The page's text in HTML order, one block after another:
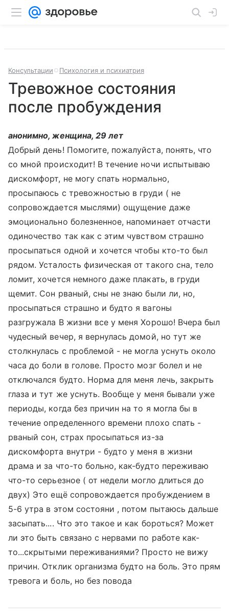
Консультации Психология и психиатрия
Тревожное состояния
после пробуждения
анонимно, женщина, 29 лет
Добрый день! Помогите, пожалуйста, понять, что
со мной происходит! В течение ночи испытываю
дискомфорт, не могу спать нормально,
просыпаюсь с тревожностью в груди ( не
сопровождается мыслями) ощущение даже
эмоционально болезненное, напоминает отчасти
одиночество так как с этим чувством страшно
просыпаться одной и хочется чтобы кто-то был
рядом. Усталость физическая от такого сна, тело
ломит, хочется немного даже плакать, в груди
щемит. Сон рваный, сны не знаю были ли, но,
просыпаться страшно и будто я вагоны
разгружала В жизни все у меня Хорошо! Вчера был
чудесный вечер, я вернулась домой, но тут же
столкнулась с проблемой - не могла уснуть около
часа до боли в голове. Просто мозг болел и не
отключался будто. Норма для меня лечь, закрыть
глаза и тут же уснуть. Вообще у меня бывали уже
периоды, когда без причин на то я могла бы в
течение определенного времени плохо спать -
рваный сон, страх просыпаться из-за
дискомфорта внутри - будто у меня в жизни
драма и за что-то больно, как-будто переживаю
что-то серьезное ( от недели могло длиться до
двух) Это ещё сопровождается пробуждением в
5-6 утра в этом состояни , потом пытаюсь дальше
засыпать.... Что это такое и как бороться? Может
ли это быть связано с нервами по работе как-
то...скрытыми переживаниями? Просто не вижу
причин. Отклик организма будто на боль. Это прям
тревога и боль, но без повода